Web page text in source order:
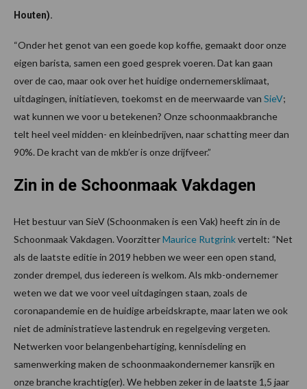
Houten).
“Onder het genot van een goede kop koffie, gemaakt door onze
eigen barista, samen een goed gesprek voeren. Dat kan gaan
over de cao, maar ook over het huidige ondernemersklimaat,
uitdagingen, initiatieven, toekomst en de meerwaarde van SieV;
wat kunnen we voor u betekenen? Onze schoonmaakbranche
telt heel veel midden- en kleinbedrijven, naar schatting meer dan
90%. De kracht van de mkb’er is onze drijfveer.”
Zin in de Schoonmaak Vakdagen
Het bestuur van SieV (Schoonmaken is een Vak) heeft zin in de
Schoonmaak Vakdagen. VoorzitterMaurice Rutgrinkvertelt: “Net
als de laatste editie in 2019 hebben we weer een open stand,
zonder drempel, dus iedereen is welkom. Als mkb-ondernemer
weten we dat we voor veel uitdagingen staan, zoals de
coronapandemie en de huidige arbeidskrapte, maar laten we ook
niet de administratieve lastendruk en regelgeving vergeten.
Netwerken voor belangenbehartiging, kennisdeling en
samenwerking maken de schoonmaakondernemer kansrijk en
onze branche krachtig(er). We hebben zeker in de laatste 1,5 jaar